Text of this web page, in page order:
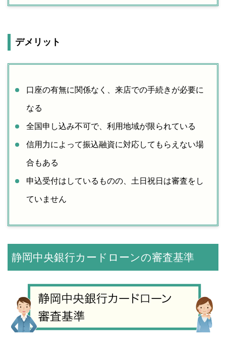
デメリット
口座の有無に関係なく、来店での手続きが必要に
なる
全国申し込み不可で、利用地域が限られている
信用力によって振込融資に対応してもらえない場
合もある
申込受付はしているものの、土日祝日は審査をし
ていません
静岡中央銀行カードローンの審査基準